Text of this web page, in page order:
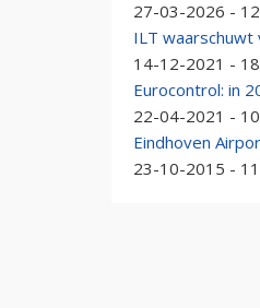
27-03-2026 -
ILT waarschuwt
14-12-2021 -
Eurocontrol: in
22-04-2021 -
Eindhoven
23-10-2015 -